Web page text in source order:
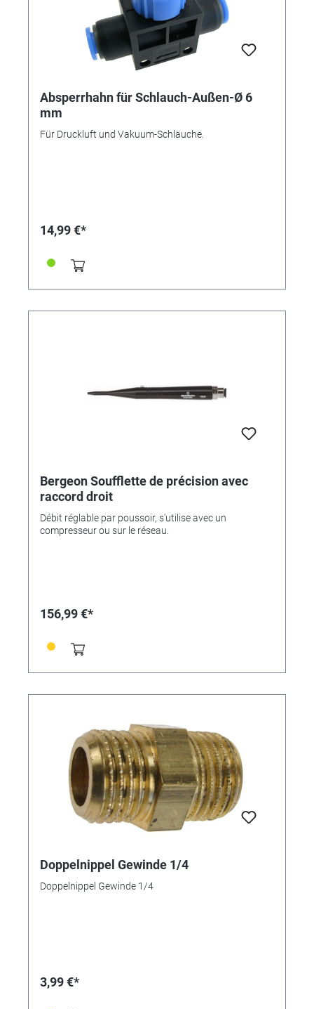
Absperrhahn für Schlauch-Außen-Ø 6
mm
Für Druckluft und Vakuum-Schläuche.
14,99 €*
Bergeon Soufflette de précision avec
raccord droit
Débit réglable par poussoir, s'utilise avec un
compresseur ou sur le réseau.
156,99 €*
Doppelnippel Gewinde 1/4
Doppelnippel Gewinde 1/4
3,99 €*